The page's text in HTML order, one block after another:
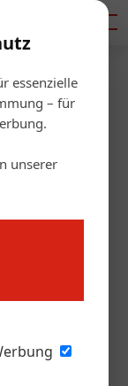
essenzielle
– für
unserer
nachhaltigen